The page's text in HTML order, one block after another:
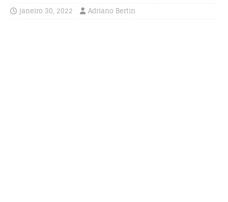
janeiro 30, 2022 Adriano Bertin